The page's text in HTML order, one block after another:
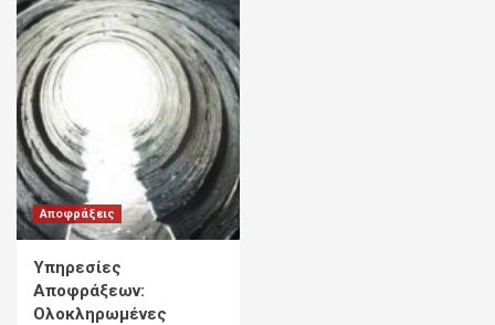
Αποφράξεις
Υπηρεσίες
Αποφράξεων:
Ολοκληρωμένες